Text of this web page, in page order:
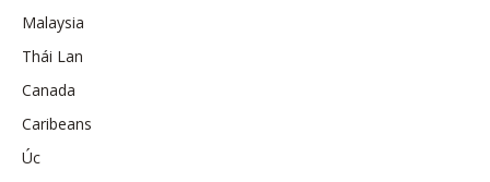
Malaysia
Thái Lan
Canada
Caribeans
Úc